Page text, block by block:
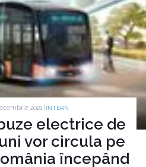
2021 | INTERN
electrice de
vor circula pe
începând